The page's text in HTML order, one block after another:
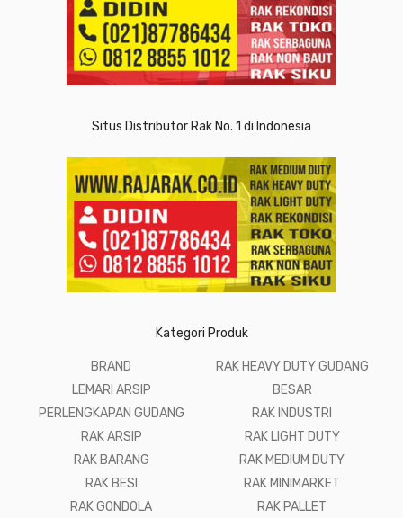
Situs Distributor Rak No. 1 di Indonesia
Kategori Produk
BRAND
LEMARI ARSIP
PERLENGKAPAN GUDANG
RAK ARSIP
RAK BARANG
RAK BESI
RAK GONDOLA
RAK HEAVY DUTY GUDANG
BESAR
RAK INDUSTRI
RAK LIGHT DUTY
RAK MEDIUM DUTY
RAK MINIMARKET
RAK PALLET